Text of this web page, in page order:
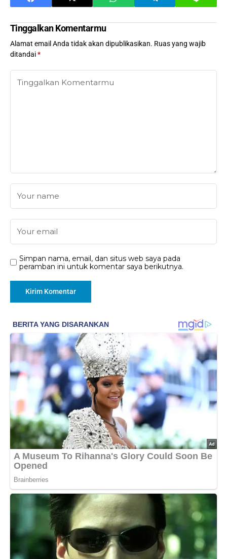
Tinggalkan Komentarmu
Alamat email Anda tidak akan dipublikasikan. Ruas yang wajib
ditandai*
Simpan nama, email, dan situs web saya pada
peramban ini untuk komentar saya berikutnya.